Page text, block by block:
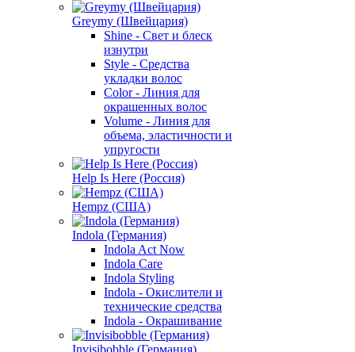
Greymy (Швейцария)
Shine - Свет и блеск
изнутри
Style - Средства
укладки волос
Color - Линия для
окрашенных волос
Volume - Линия для
объема, эластичности и
упругости
Help Is Here (Россия)
Hempz (США)
Indola (Германия)
Indola Act Now
Indola Care
Indola Styling
Indola - Окислители и
технические средства
Indola - Окрашивание
Invisibobble (Германия)